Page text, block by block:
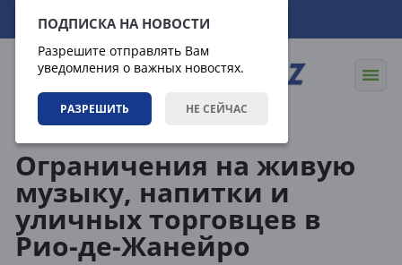
ПОДПИСКА НА НОВОСТИ
Разрешите отправлять Вам
уведомления о важных новостях.
РАЗРЕШИТЬ НЕ СЕЙЧАС
09.08.2026 08:59:03
Ограничения на живую
музыку, напитки и
уличных торговцев в
Рио-де-Жанейро